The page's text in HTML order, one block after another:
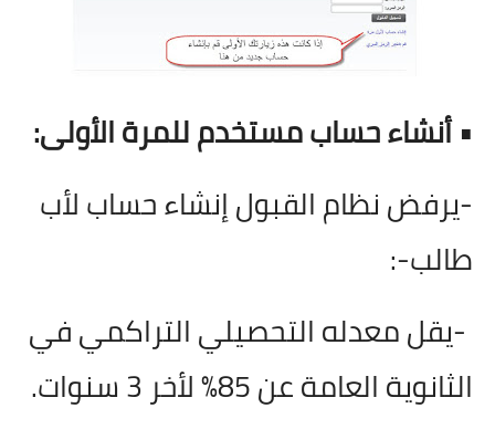
• أنشاء حساب مستخدم للمرة الأولى:
-يرفض نظام القبول إنشاء حساب لأب
طالب:-
-يقل معدله التحصيلي التراكمي في
الثانوية العامة عن 85% لأخر 3 سنوات
.